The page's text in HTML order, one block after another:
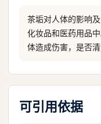
茶垢对人体的影响
化妆品和医药用品
体造成伤害，是否
可引用依据